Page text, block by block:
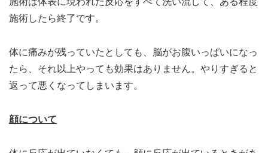
施術したら終了です。
体に痛みが残っていたとしても、脳がお腹いっぱいになっ
たら、それ以上やっても効果はありません。やりすぎると
返って悪くなってしまいます。
顔について